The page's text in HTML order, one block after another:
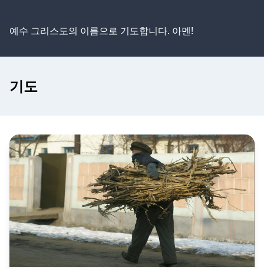
예수 그리스도의 이름으로 기도합니다. 아멘!
기도